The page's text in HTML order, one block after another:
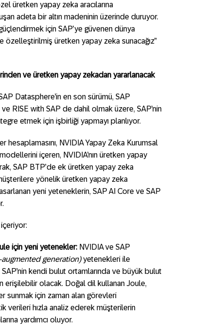
üretken yapay zeka aracılarına
adeta bir altın madeninin üzerinde duruyor.
için SAP’ye güvenen dünya
özelleştirilmiş üretken yapay zeka sunacağız”
ve üretken yapay zekadan yararlanacak
Datasphere’in en son sürümü, SAP
RISE with SAP de dahil olmak üzere, SAP’nin
etmek için işbirliği yapmayı planlıyor.
NVIDIA Yapay Zeka Kurumsal
içeren, NVIDIA’nın üretken yapay
SAP BTP’de ek üretken yapay zeka
yönelik üretken yapay zeka
yeni yeteneklerin, SAP AI Core ve SAP
için yeni yetenekler: NVIDIA ve SAP
generation)yetenekleri ile
kendi bulut ortamlarında ve büyük bulut
erişilebilir olacak. Doğal dil kullanan Joule,
sunmak için zaman alan görevleri
verileri hızla analiz ederek müşterilerin
yardımcı oluyor.